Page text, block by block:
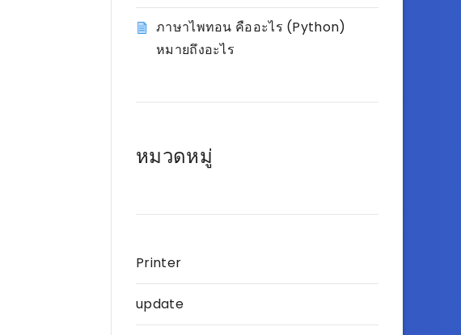
ภาษาไพทอน คืออะไร (Python)
หมายถึงอะไร
หมวดหมู่
Printer
update